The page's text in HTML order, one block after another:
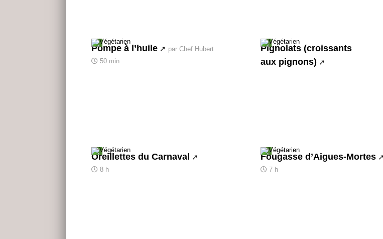
Pompe à l’huile
par Chef Hubert
50 min
Pignolats (croissants
aux pignons)
Oreillettes du Carnaval
8 h
Fougasse d’Aigues-Mortes
7 h